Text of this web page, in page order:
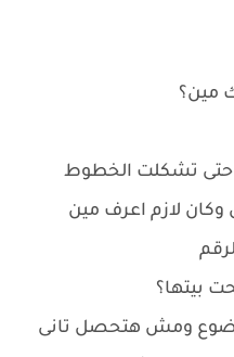
مين؟
حتى تشكلت الخطوط
لازم اعرف مين
بيتها؟
ومش هتحصل تانى